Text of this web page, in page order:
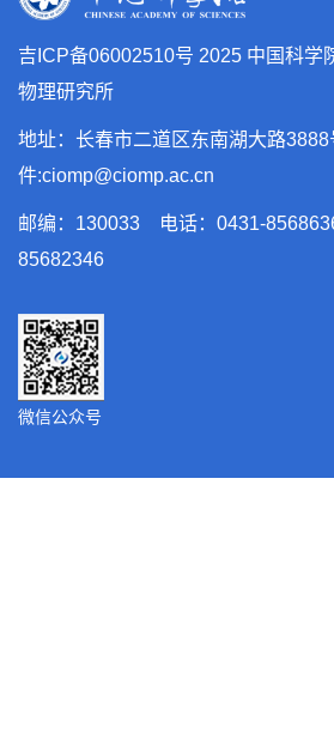
吉ICP备06002510号 2025 中国科学
物理研究所
地址：长春市二道区东南湖大路
件:ciomp@ciomp.ac.cn
邮编：130033 电话：0431-
85682346
微信公众号